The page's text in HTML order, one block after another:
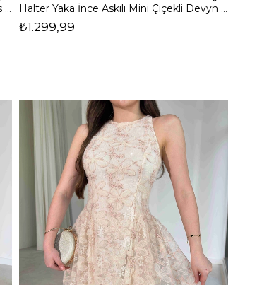
V Yaka Çiçek Desenli Midi Boy Taş Spiros Kadın Elbise 26Y390 Halter Yaka İnce Askılı Mini Çiçekli Devyn Kadın Elbise 26Y344
₺1.299,99